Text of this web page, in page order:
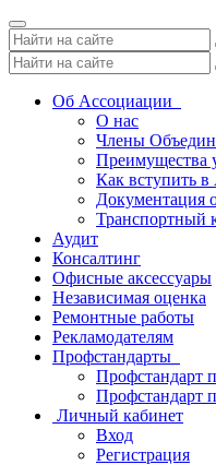
Toggle
navigation
Об Ассоциации
О нас
Члены
Преимущества
Как вступить
Документация
Транспортный
Аудит
Консалтинг
Офисные аксессуары
Независимая оценка
Ремонтные работы
Рекламодателям
Профстандарты
Профстандарт
Профстандарт
Личный кабинет
Вход
Регистрация